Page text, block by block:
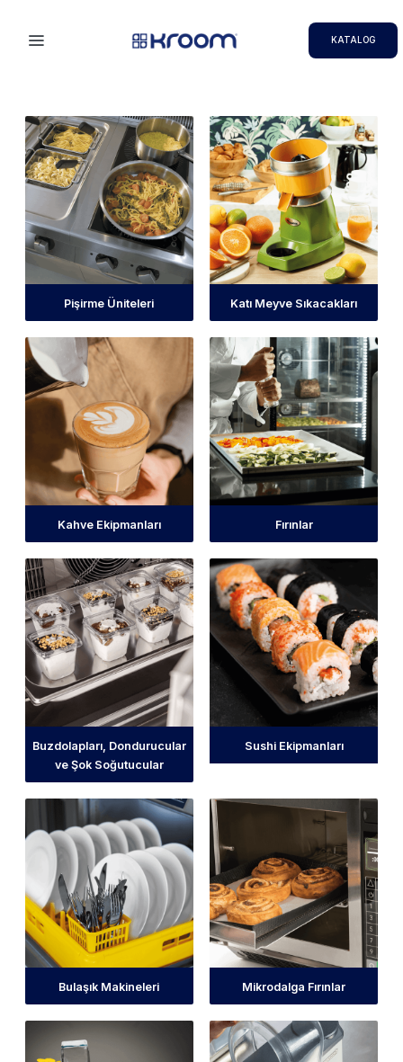
KATALOG
Pişirme Üniteleri Katı Meyve Sıkacakları
Kahve Ekipmanları Fırınlar
Buzdolapları, Dondurucular
ve Şok Soğutucular
Sushi Ekipmanları
Bulaşık Makineleri Mikrodalga Fırınlar